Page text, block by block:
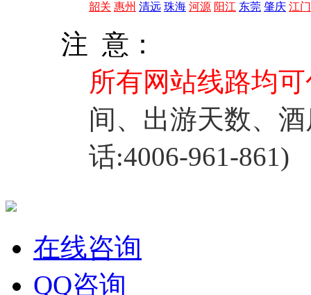
韶关 惠州 清远 珠海 河源 阳江 东莞 肇庆 江门
注 意：
所有网站线路均
间、出游天数、
话:4006-961-861)
在线咨询
QQ咨询